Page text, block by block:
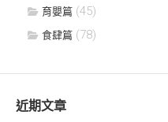
育嬰篇 (45)
食肆篇 (78)
近期文章